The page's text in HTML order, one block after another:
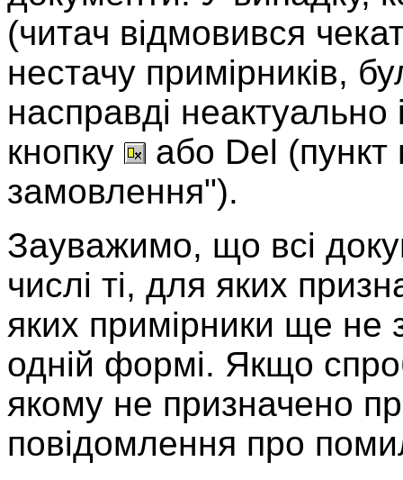
(читач відмовився
нестачу примірників,
насправді неактуально
кнопку
або Del
замовлення").
Зауважимо, що всі
числі ті, для яких
яких примірники ще не
одній формі. Якщо
якому не призначено
повідомлення про